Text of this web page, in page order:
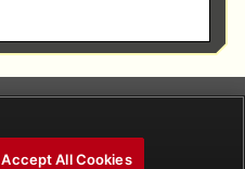
Accept All Cookies